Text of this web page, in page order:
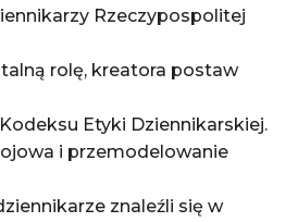
Rzeczypospolitej
rolę, kreatora postaw
Etyki Dziennikarskiej.
i przemodelowanie
znaleźli się w